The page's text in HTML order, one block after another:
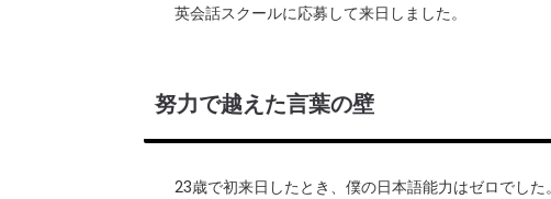
英会話スクールに応募して来日しました。
努力で越えた言葉の壁
23歳で初来日したとき、僕の日本語能力はゼロでし